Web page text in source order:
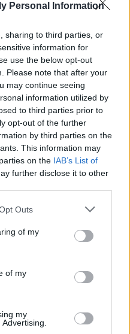
Personal Information
sharing to third parties, or
information for
use the below opt-out
Please note that after your
may continue seeing
information utilized by
to third parties prior to
opt-out of the further
by third parties on the
This information may
on the IAB’s List of
further disclose it to other
uses one or more Google
You may click to
and its third-party tags to
purposes in below Google
Outs
of my
of my
my
Hírek
és az ETO is
2026.08.06.
Hírek